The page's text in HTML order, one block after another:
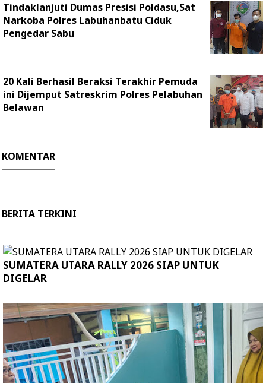
Tindaklanjuti Dumas Presisi Poldasu,Sat
Narkoba Polres Labuhanbatu Ciduk
Pengedar Sabu
20 Kali Berhasil Beraksi Terakhir Pemuda
ini Dijemput Satreskrim Polres Pelabuhan
Belawan
KOMENTAR
BERITA TERKINI
SUMATERA UTARA RALLY 2026 SIAP UNTUK
DIGELAR